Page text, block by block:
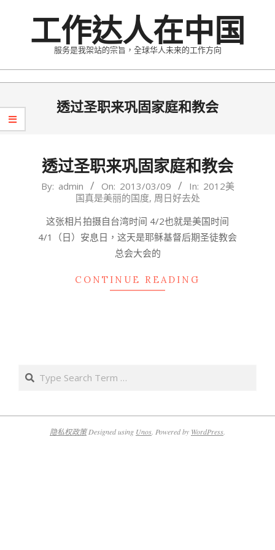
content工作达人在中国
服务是我架站的宗旨，全球华人未来的工作方向
Navigation
Menu
透过圣职来巩固家庭和教会
透过圣职来巩固家庭和教会
2013-
09
By: admin On: 2013/03/09 In: 2012美
国真是美丽的国度, 周日好去处
这张相片拍摄自台湾时间 4/2也就是美国时间
4/1（日）安息日，这天是耶稣基督后期圣徒教会
总会大会的
CONTINUE READING
Search
隐私权政策Designed using Unos . Powered by WordPress